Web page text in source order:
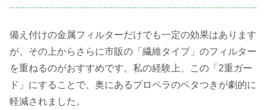
備え付けの金属フィルターだけでも一定の効果はあります
が、その上からさらに市販の「繊維タイプ」のフィルター
を重ねるのがおすすめです。私の経験上、この「2重ガー
ド」にすることで、奥にあるプロペラのベタつきが劇的に
軽減されました。